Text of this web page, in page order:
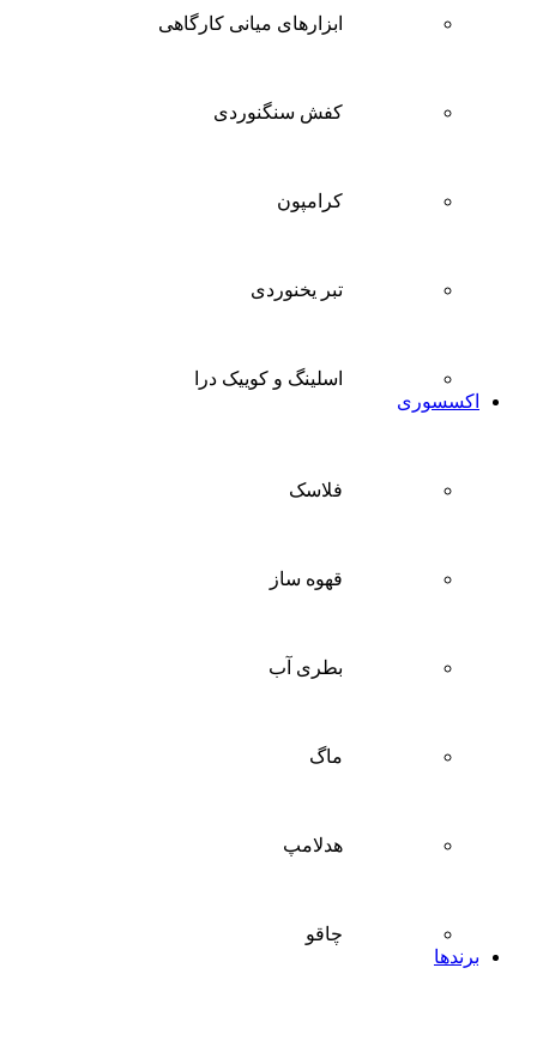
ابزارهای میانی کارگاهی
کفش سنگنوردی
کرامپون
تبر یخنوردی
اسلینگ و کوییک درا
اکسسوری
فلاسک
قهوه ساز
بطری آب
ماگ
هدلامپ
چاقو
برندها